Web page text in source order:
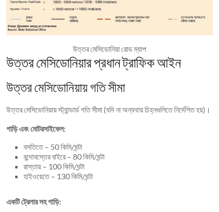
উত্তর মেসিডোনিয়া রোড ম্যাপ
উত্তর মেসিডোনিয়ার প্রধান ট্রাফিক আইন
উত্তর মেসিডোনিয়ায় গতি সীমা
উত্তর মেসিডোনিয়ায় স্ট্যান্ডার্ড গতি সীমা (যদি না অন্যথায় চিহ্নগুলিতে নির্দেশিত হয়)।
গাড়ি এবং মোটরসাইকেল:
বসতিতে – 50 কিমি/ঘন্টা
বন্দোবস্তের বাইরে – 80 কিমি/ঘন্টা
রাস্তায় – 100 কিমি/ঘন্টা
হাইওয়েতে – 130 কিমি/ঘন্টা
একটি ট্রেলার সহ গাড়ি: